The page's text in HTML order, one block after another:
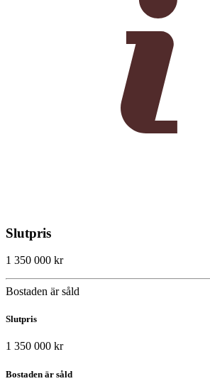
Slutpris
1 350 000 kr
Bostaden är såld
Slutpris
1 350 000 kr
Bostaden är såld